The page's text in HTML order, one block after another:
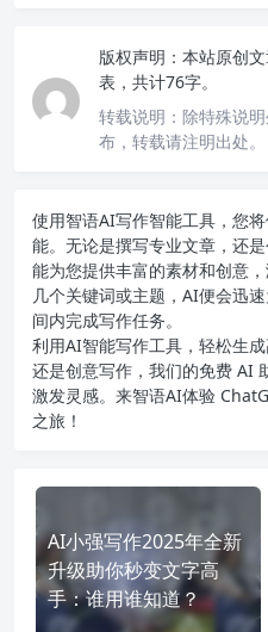
版权声明： 本站原创
表，共计76字。
转载说明： 除特殊说
布，转载请注明出处。
使用智语AI写作智能工具，您
能。无论是撰写专业文章，还
能为您提供丰富的素材和创意
几个关键词或主题，AI便会迅
间内完成写作任务。
利用AI智能写作工具，轻松生
还是创意写作，我们的免费 AI
激发灵感。来智语AI体验
之旅！
AI小强写作2025年全新
升级助你秒变文字高
手：谁用谁知道？